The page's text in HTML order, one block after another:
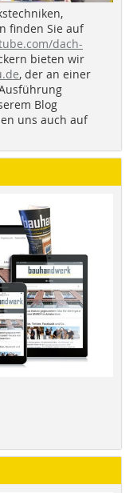
finden Sie auf
dach-
bieten wir
, der an einer
Blog
uns auch auf